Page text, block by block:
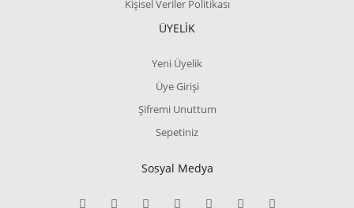
Kişisel Veriler Politikası
ÜYELİK
Yeni Üyelik
Üye Girişi
Şifremi Unuttum
Sepetiniz
Sosyal Medya